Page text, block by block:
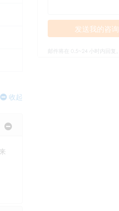
收起
发送我的咨询
邮件将在 0.5~24 小时内回复。